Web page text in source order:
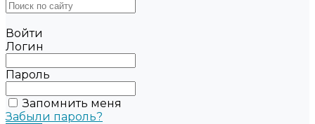
Войти
Логин
Пароль
Запомнить меня
Забыли пароль?